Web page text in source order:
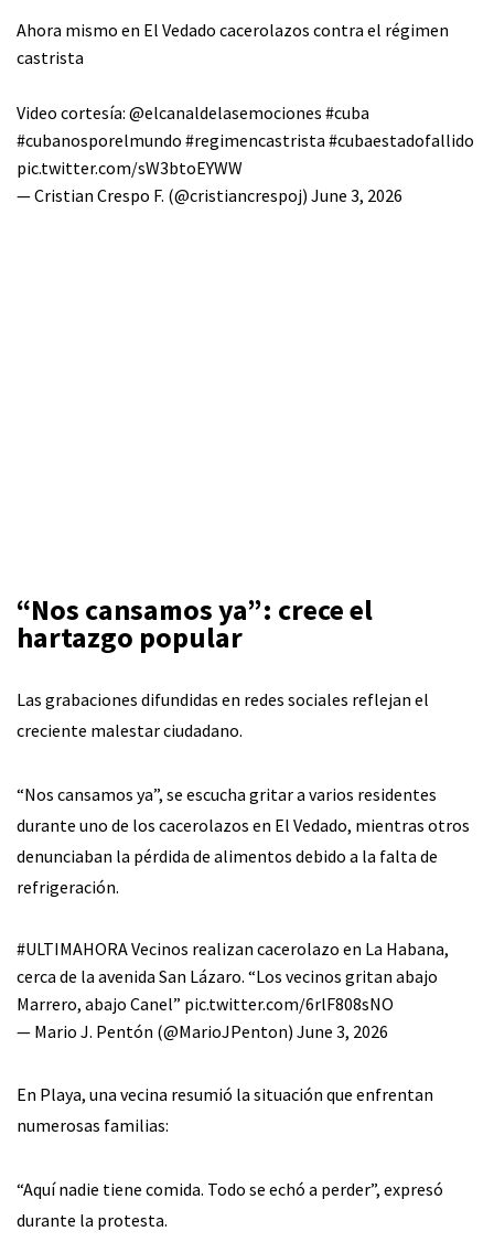
Ahora mismo en El Vedado cacerolazos contra el régimen
castrista
Video cortesía: @elcanaldelasemociones #cuba
#cubanosporelmundo #regimencastrista #cubaestadofallido
pic.twitter.com/sW3btoEYWW
— Cristian Crespo F. (@cristiancrespoj) June 3, 2026
“Nos cansamos ya”: crece el
hartazgo popular
Las grabaciones difundidas en redes sociales reflejan el
creciente malestar ciudadano.
“Nos cansamos ya”, se escucha gritar a varios residentes
durante uno de los cacerolazos en El Vedado, mientras otros
denunciaban la pérdida de alimentos debido a la falta de
refrigeración.
#ULTIMAHORAVecinos realizan cacerolazo en La Habana,
cerca de la avenida San Lázaro. “Los vecinos gritan abajo
Marrero, abajo Canel” pic.twitter.com/6rlF808sNO
— Mario J. Pentón (@MarioJPenton) June 3, 2026
En Playa, una vecina resumió la situación que enfrentan
numerosas familias:
“Aquí nadie tiene comida. Todo se echó a perder”, expresó
durante la protesta.